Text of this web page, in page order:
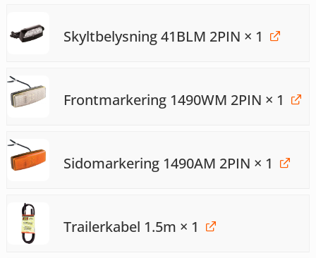
Skyltbelysning 41BLM 2PIN × 1
Frontmarkering 1490WM 2PIN × 1
Sidomarkering 1490AM 2PIN × 1
Trailerkabel 1.5m × 1